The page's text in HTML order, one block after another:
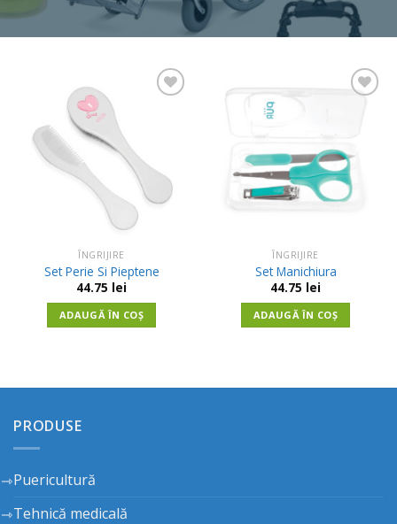
ÎNGRIJIRE
Set Perie Si Pieptene
44.75 lei
ADAUGĂ ÎN COȘ
ÎNGRIJIRE
Set Manichiura
44.75 lei
ADAUGĂ ÎN COȘ
PRODUSE
Puericultură
Tehnică medicală